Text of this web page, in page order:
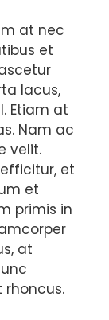
at nec
et
lacus,
Etiam at
Nam ac
velit.
et
et
primis in
at